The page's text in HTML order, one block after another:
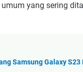
yang sering
Samsung Galaxy S23